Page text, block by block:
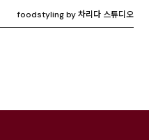
foodstyling by 차리다 스튜디오